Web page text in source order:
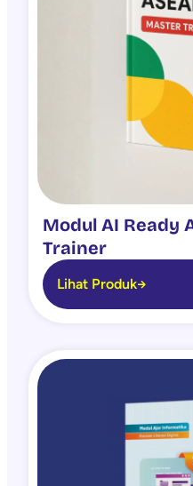
Modul AI Ready
Trainer
Lihat Produk